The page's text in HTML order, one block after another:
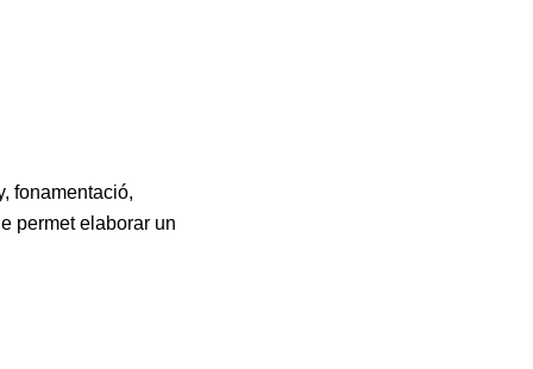
fonamentació,
permet elaborar un